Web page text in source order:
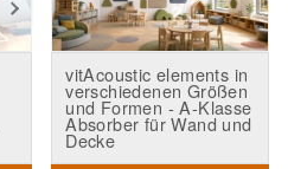
vitAcoustic elements in
verschiedenen Größen
und Formen - A-Klasse
Absorber für Wand und
Decke